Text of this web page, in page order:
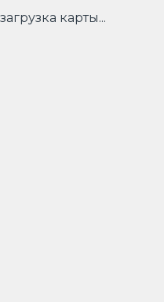
загрузка карты...